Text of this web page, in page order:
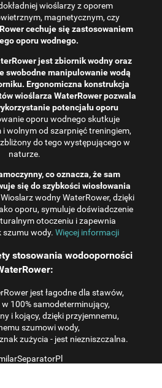
wioślarzy z oporem
magnetycznym, czy
cechuje się zastosowaniem
oporu wodnego.
jest zbiornik wodny oraz
swobodne manipulowanie wodą
Ergonomiczna konstrukcja
wioślarza WaterRower pozwala
potencjału oporu
oporu wodnego skutkuje
i wolnym od szarpnięć treningiem,
do tego występującego w
naturze.
co oznacza, że ​​sam
się do szybkości wiosłowania
Wioslarz wodny WaterRower, dzięki
oporu, symuluje doświadczenie
otoczeniu i zapewnia
szumu wody. Więcej informacji
stosowania wodooporności
jest łagodne dla stawów,
100% samodeterminujący,
i kojący, dzięki przyjemnemu,
szumowi wody,
zużycia - jest niezniszczalna.